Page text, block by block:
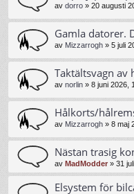
av dorro » 20 augusti
Gamla datorer.
av Mizzarrogh » 5 juli
Taktältsvagn av
av norlin » 8 juni 2026,
Hålkorts/
av Mizzarrogh » 8 maj
Nästan trasig
av MadModder » 31
Elsystem för